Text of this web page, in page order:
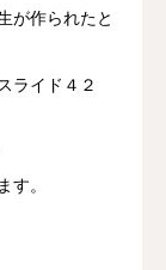
が作られたと
ライド４２
す。